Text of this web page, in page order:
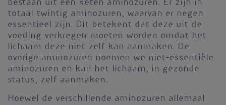
bestaan uit een keten aminozuren. Er zijn in
totaal twintig aminozuren, waarvan er negen
essentieel zijn. Dit betekent dat deze uit de
voeding verkregen moeten worden omdat het
lichaam deze niet zelf kan aanmaken. De
overige aminozuren noemen we niet-essentiële
aminozuren en kan het lichaam, in gezonde
status, zelf aanmaken.
Hoewel de verschillende aminozuren allemaal